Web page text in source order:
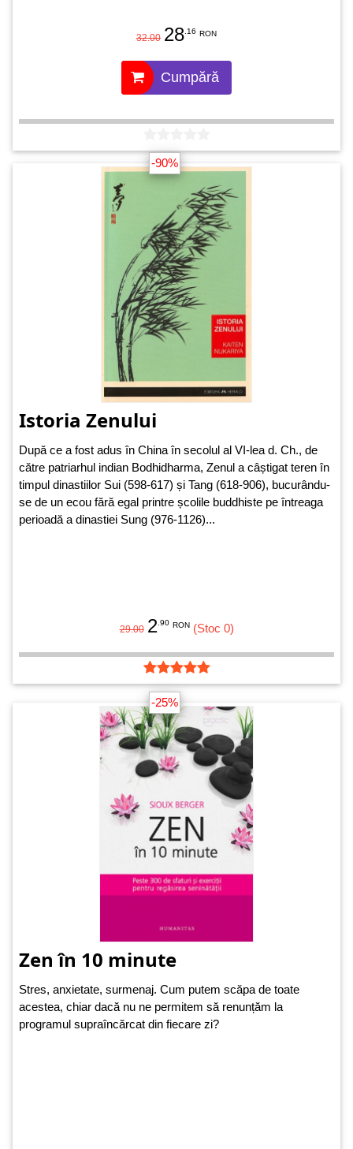
32.00 28 .16 RON
Cumpără
-90%
Istoria Zenului
După ce a fost adus în China în secolul al VI-lea d. Ch., de
către patriarhul indian Bodhidharma, Zenul a câștigat teren în
timpul dinastiilor Sui (598-617) și Tang (618-906), bucurându-
se de un ecou fără egal printre școlile buddhiste pe întreaga
perioadă a dinastiei Sung (976-1126)...
29.00 2 .90 RON (Stoc 0)
-25%
Zen în 10 minute
Stres, anxietate, surmenaj. Cum putem scăpa de toate
acestea, chiar dacă nu ne permitem să renunțăm la
programul supraîncărcat din fiecare zi?